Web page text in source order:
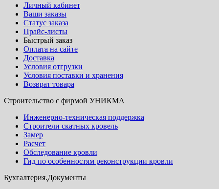
Личный кабинет
Ваши заказы
Статус заказа
Прайс-листы
Быстрый заказ
Оплата на сайте
Доставка
Условия отгрузки
Условия поставки и хранения
Возврат товара
Строительство с фирмой УНИКМА
Инженерно-техническая поддержка
Строители скатных кровель
Замер
Расчет
Обследование кровли
Гид по особенностям реконструкции кровли
Бухгалтерия.Документы